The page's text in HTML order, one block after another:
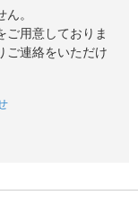
。
ご用意しておりま
ご連絡をいただけ